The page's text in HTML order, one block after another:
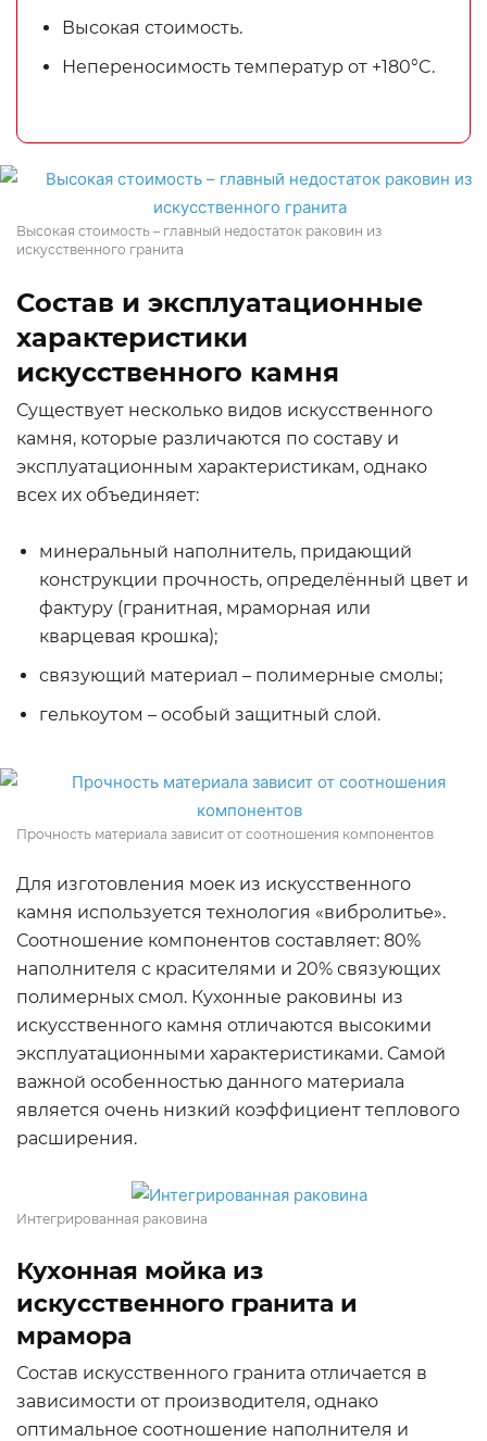
Высокая стоимость.
Непереносимость температур от +180°C.
Высокая стоимость – главный недостаток раковин из
искусственного гранита
Состав и эксплуатационные
характеристики
искусственного камня
Существует несколько видов искусственного
камня, которые различаются по составу и
эксплуатационным характеристикам, однако
всех их объединяет:
минеральный наполнитель, придающий
конструкции прочность, определённый цвет и
фактуру (гранитная, мраморная или
кварцевая крошка);
связующий материал – полимерные смолы;
гелькоутом – особый защитный слой.
Прочность материала зависит от соотношения компонентов
Для изготовления моек из искусственного
камня используется технология «вибролитье».
Соотношение компонентов составляет: 80%
наполнителя с красителями и 20% связующих
полимерных смол. Кухонные раковины из
искусственного камня отличаются высокими
эксплуатационными характеристиками. Самой
важной особенностью данного материала
является очень низкий коэффициент теплового
расширения.
Интегрированная раковина
Кухонная мойка из
искусственного гранита и
мрамора
Состав искусственного гранита отличается в
зависимости от производителя, однако
оптимальное соотношение наполнителя и